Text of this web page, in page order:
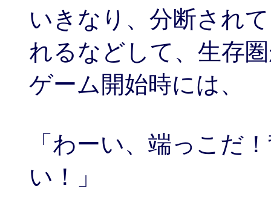
いきなり、分断され
れるなどして、生存
ゲーム開始時には、
「わーい、端っこだ
い！」